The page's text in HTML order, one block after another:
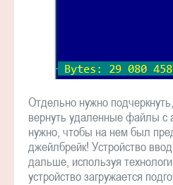
Отдельно нужно
вернуть удаленные файлы с
нужно, чтобы на нем был
джейлбрейк! Устройство
дальше, используя
устройство загружается